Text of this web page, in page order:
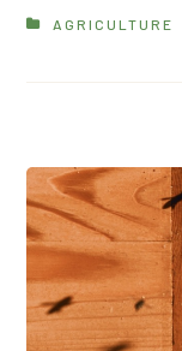
AGRICULTURE